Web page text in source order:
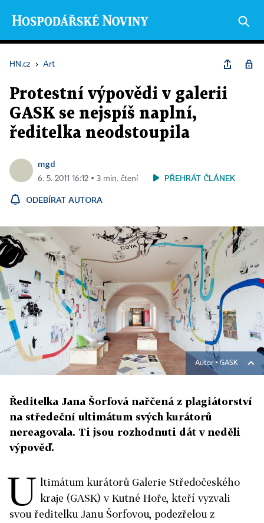
HN.cz › Art
Protestní výpovědi v galerii
GASK se nejspíš naplní,
ředitelka neodstoupila
mgd
6. 5. 2011 16:12 ▪ 3 min. čtení PŘEHRÁT ČLÁNEK
ODEBÍRAT AUTORA
Autor ▪GASK
Ředitelka Jana Šorfová nařčená z plagiátorství
na středeční ultimátum svých kurátorů
nereagovala. Ti jsou rozhodnuti dát v neděli
výpověď.
U ltimátum kurátorů Galerie Středočeského
kraje (GASK) v Kutné Hoře, kteří vyzvali
svou ředitelku Janu Šorfovou, podezřelou z